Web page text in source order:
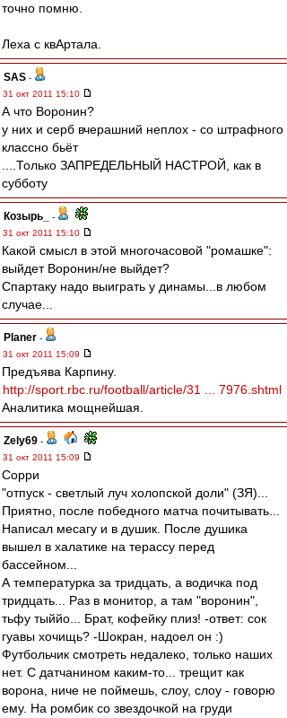
точно помню.
Леха с квАртала.
SAS -
31 окт 2011 15:10
А что Воронин?
у них и серб вчерашний неплох - со штрафного
классно бьёт
....Только ЗАПРЕДЕЛЬНЫЙ НАСТРОЙ, как в
субботу
Козырь_
-
31 окт 2011 15:10
Какой смысл в этой многочасовой "ромашке":
выйдет Воронин/не выйдет?
Спартаку надо выиграть у динамы...в любом
случае...
Planer -
31 окт 2011 15:09
Предъява Карпину.
http://sport.rbc.ru/football/article/31 ... 7976.shtml
Аналитика мощнейшая.
Zely69 -
31 окт 2011 15:09
Сорри
"отпуск - светлый луч холопской доли" (ЗЯ)...
Приятно, после победного матча почитывать...
Написал месагу и в душик. После душика
вышел в халатике на терассу перед
бассейном...
А температурка за тридцать, а водичка под
тридцать... Раз в монитор, а там "воронин",
тьфу тыййо... Брат, кофейку плиз! -ответ: сок
гуавы хочищь? -Шокран, надоел он :)
Футбольчик смотреть недалеко, только наших
нет. С датчанином каким-то... трещит как
ворона, ниче не поймешь, слоу, слоу - говорю
ему. На ромбик со звездочкой на груди